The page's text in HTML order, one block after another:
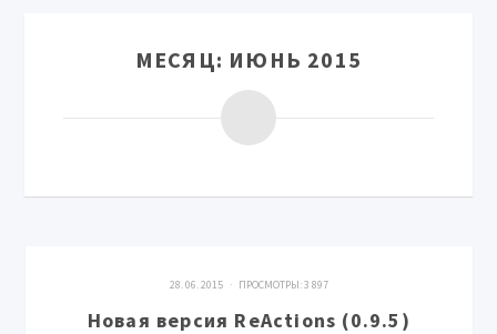
МЕСЯЦ: ИЮНЬ 2015
28. 06. 2015 · ПРОСМОТРЫ:3 897
Новая версия ReActions (0.9.5)